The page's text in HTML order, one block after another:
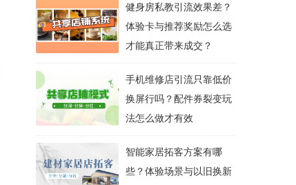
健身房私教引流效果差？
体验卡与推荐奖励怎么选
才能真正带来成交？
手机维修店引流只靠低价
换屏行吗？配件券裂变玩
法怎么做才有效
智能家居拓客方案有哪
些？体验场景与以旧换新